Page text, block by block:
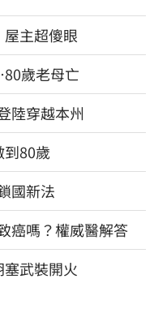
主超傻眼
歲老母亡
陸穿越本州
80歲
國新法
癌嗎？權威醫解答
武裝開火